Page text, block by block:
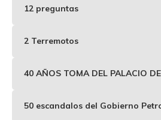
12 preguntas
2 Terremotos
40 AÑOS TOMA DEL PALACIO
50 escandalos del Gobierno